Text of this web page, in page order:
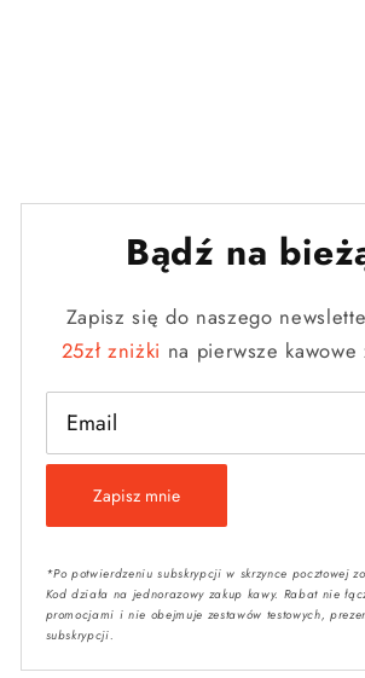
Bądź na
Zapisz się do naszego
25zł zniżki na pierwsze
Zapisz mnie
*Po potwierdzeniu subskrypcji w skrzynce pocztowej
Kod działa na jednorazowy zakup kawy. Rabat nie
promocjami i nie obejmuje zestawów testowych,
subskrypcji.